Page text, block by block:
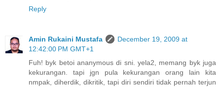
Reply
Amin Rukaini Mustafa
December 19, 2009 at
12:42:00 PM GMT+1
Fuh! byk betoi ananymous di sni. yela2, memang byk juga
kekurangan. tapi jgn pula kekurangan orang lain kita
nmpak, diherdik, dikritik, tapi diri sendiri tidak pernah terjun